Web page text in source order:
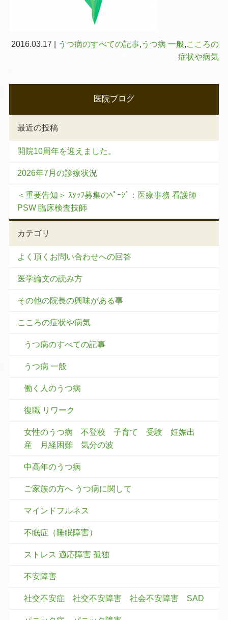
2016.03.17 | うつ病のすべての記事, うつ病 一般,こころの
症状や病気
医院ブログ
最近の投稿
開院10周年を迎えました。
2026年7月の診療状況
＜重要告知＞ ｽﾀｯﾌ募集のﾍﾟｰｼﾞ：医療事務 看護師
PSW 臨床検査技師
カテゴリ
よく頂くお問い合わせへの回答
医学論文の読み方
その他の院長の興味がある事
こころの症状や病気
うつ病のすべての記事
うつ病 一般
働く人のうつ病
復職 リワーク
女性のうつ病 不登校 子育て 受験 妊娠出
産 月経困難 気分の波
中高年のうつ病
ご家族の方へ うつ病に関して
マインドフルネス
不眠症（睡眠障害）
ストレス 適応障害 孤独
不安障害
社交不安症 社交不安障害 社会不安障害 SAD